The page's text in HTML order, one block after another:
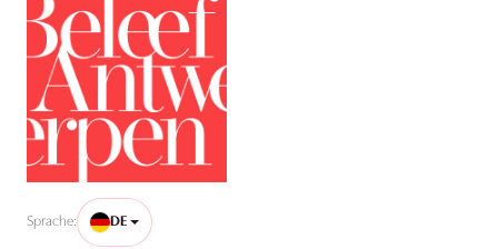
Sprache: DE